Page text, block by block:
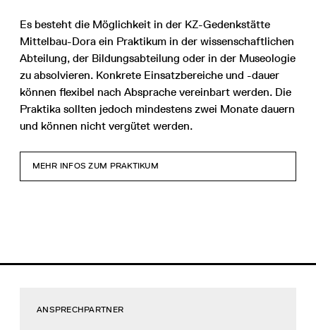
Es besteht die Möglichkeit in der KZ-Gedenkstätte
Mittelbau-Dora ein Praktikum in der wissenschaftlichen
Abteilung, der Bildungsabteilung oder in der Museologie
zu absolvieren. Konkrete Einsatzbereiche und -dauer
können flexibel nach Absprache vereinbart werden. Die
Praktika sollten jedoch mindestens zwei Monate dauern
und können nicht vergütet werden.
MEHR INFOS ZUM PRAKTIKUM
ANSPRECHPARTNER